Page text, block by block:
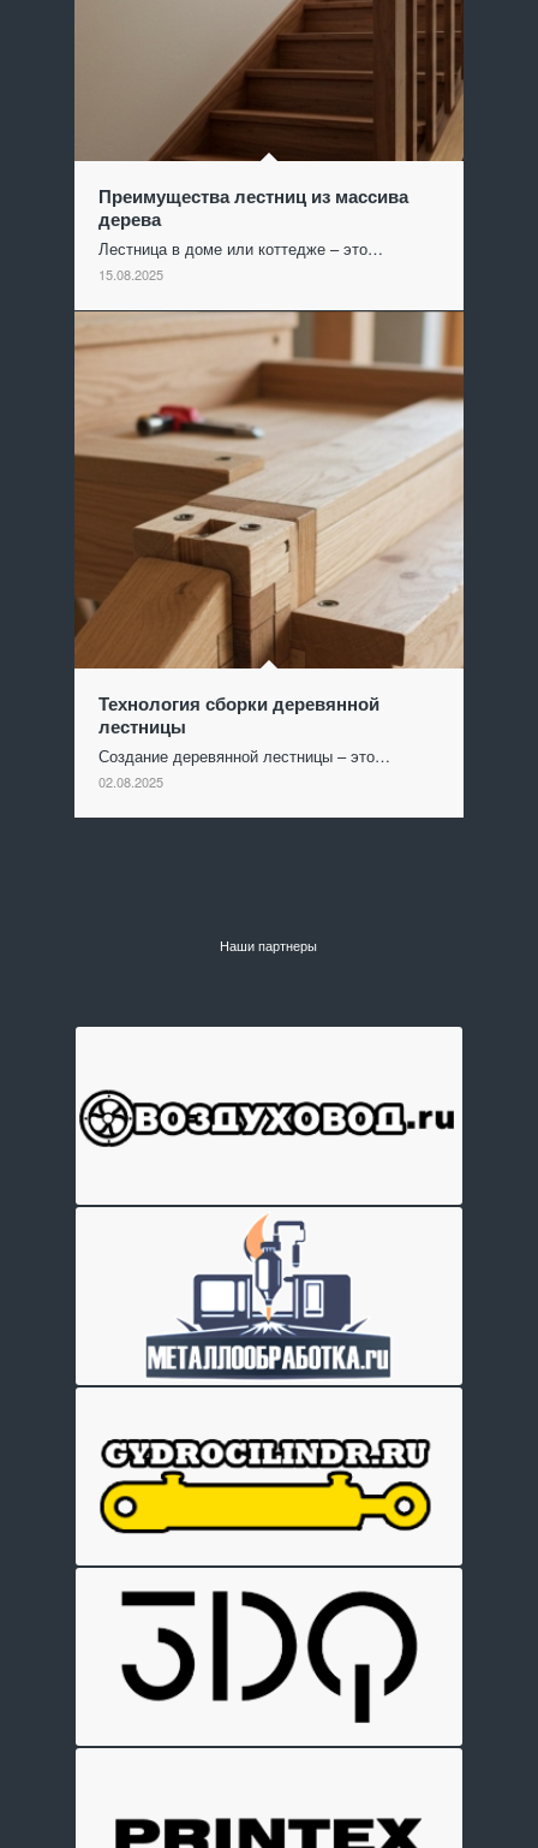
Преимущества лестниц из массива
дерева
Лестница в доме или коттедже – это…
15.08.2025
Технология сборки деревянной
лестницы
Создание деревянной лестницы – это…
02.08.2025
Наши партнеры